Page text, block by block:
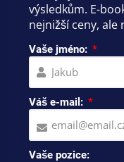
výsledkům. E-
nejnižší ceny,
Vaše jméno:
Váš e-mail:
Vaše pozice: